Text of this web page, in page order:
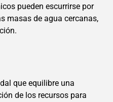
pueden escurrirse por
masas de agua cercanas,
que equilibre una
de los recursos para